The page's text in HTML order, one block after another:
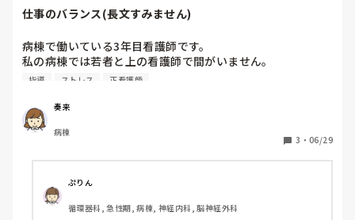
仕事のバランス(長文すみません)
病棟で働いている3年目看護師です。
私の病棟では若者と上の看護師で間がいません。
下の子を育てるという概念が何故かなく、、
す。3年目の立場で口出しはできませんが、新人を育てるの
も上の仕事だと私は思います。
この子は出来ないから、と、やらすのを止め、教えることす
らしません。
入院や手術、転入、処置など、、沢山ある中、部屋持ち患者
の重症度も、ある程度理解のいい子に偏り。重い部屋を持っ
ているのにも関わらず、緊急入院等はそのできる子にしか取
指導 ストレス 正看護師
奏来
病棟
3 ・ 06/29
ぷりん
循環器科, 急性期, 病棟, 神経内科, 脳神経外科